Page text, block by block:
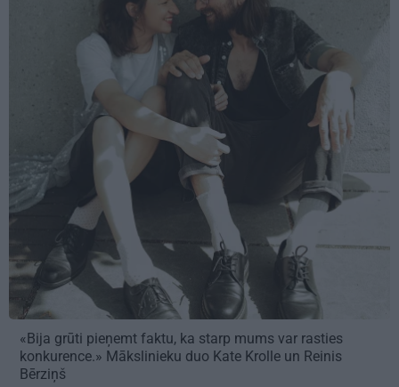
«Bija grūti pieņemt faktu, ka starp mums var rasties
konkurence.» Mākslinieku duo Kate Krolle un Reinis
Bērziņš